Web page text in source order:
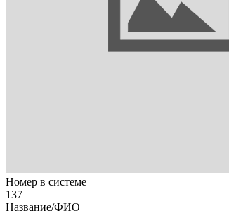
Номер в системе
137
Название/ФИО